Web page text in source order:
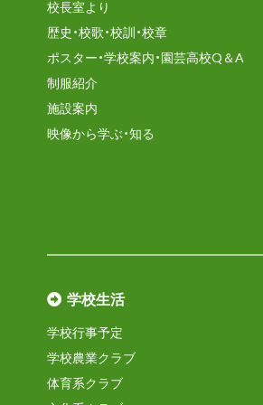
校長室より
歴史・校歌・校訓・校章
ポスター・学校案内・園芸高校Q＆A
制服紹介
施設案内
映像から学ぶ・知る
学校生活
学校行事予定
学校農業クラブ
体育系クラブ